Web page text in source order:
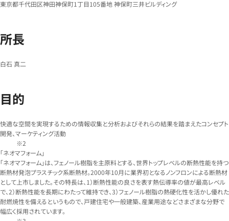
東京都千代田区神田神保町1丁目105番地 神保町三井ビルディング
所長
白石 真二
目的
快適な空間を実現するための情報収集と分析およびそれらの結果を踏まえたコンセプト
開発、マーケティング活動
「ネオマフォーム」
「ネオマフォーム」は、フェノール樹脂を主原料とする、世界トップレベルの断熱性能を持つ
断熱材発泡プラスチック系断熱材。2000年10月に業界初となるノンフロンによる断熱材
として上市しました。その特長は、1）断熱性能の良さを表す熱伝導率の値が最高レベル
で、2）断熱性能を長期にわたって維持でき、3）フェノール樹脂の熱硬化性を活かし優れた
耐燃焼性を備えるというもので、戸建住宅や一般建築、産業用途などさまざまな分野で
幅広く採用されています。